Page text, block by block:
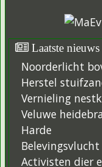
Laatste nieuws
Noorderlicht
Herstel
Vernieling
Veluwe
Harde
Activisten dier